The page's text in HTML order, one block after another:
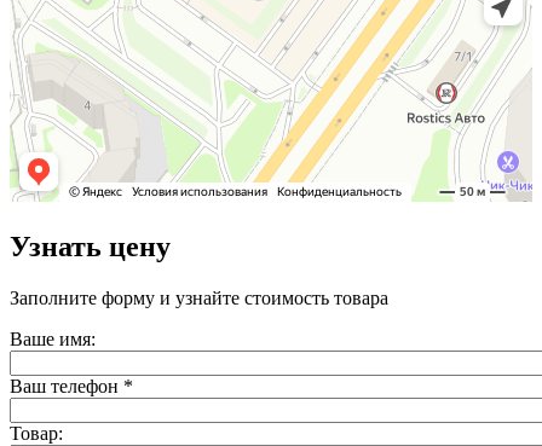
Узнать цену
Заполните форму и узнайте стоимость товара
Ваше имя:
Ваш телефон *
Товар: